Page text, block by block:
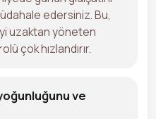
edersiniz. Bu,
uzaktan yöneten
çok hızlandırır.
ve